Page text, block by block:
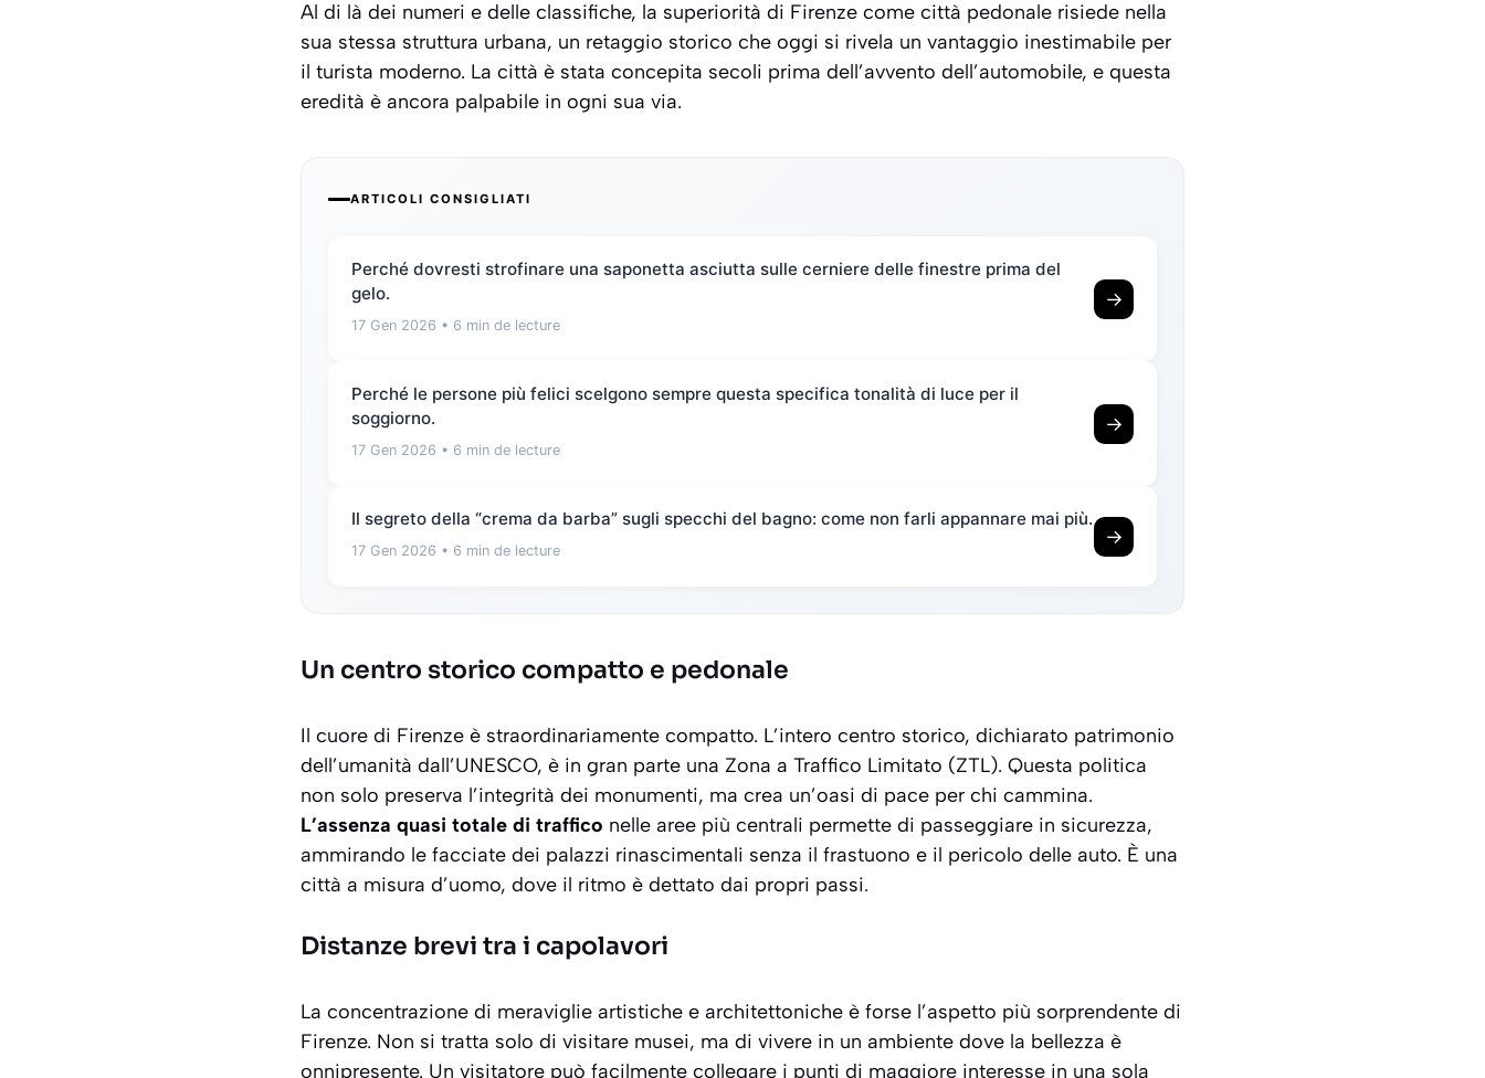
Al di là dei numeri e delle classifiche, la superiorità di Firenze come città pedonale risiede nella
sua stessa struttura urbana, un retaggio storico che oggi si rivela un vantaggio inestimabile per
il turista moderno. La città è stata concepita secoli prima dell’avvento dell’automobile, e questa
eredità è ancora palpabile in ogni sua via.
ARTICOLI CONSIGLIATI
Perché dovresti strofinare una saponetta asciutta sulle cerniere delle finestre prima del
gelo.
17 Gen 2026 • 6 min de lecture
→
Perché le persone più felici scelgono sempre questa specifica tonalità di luce per il
soggiorno.
17 Gen 2026 • 6 min de lecture
→
Il segreto della “crema da barba” sugli specchi del bagno: come non farli appannare mai più.
17 Gen 2026 • 6 min de lecture
→
Un centro storico compatto e pedonale
Il cuore di Firenze è straordinariamente compatto. L’intero centro storico, dichiarato patrimonio
dell’umanità dall’UNESCO, è in gran parte una Zona a Traffico Limitato (ZTL). Questa politica
non solo preserva l’integrità dei monumenti, ma crea un’oasi di pace per chi cammina.
L’assenza quasi totale di traffico nelle aree più centrali permette di passeggiare in sicurezza,
ammirando le facciate dei palazzi rinascimentali senza il frastuono e il pericolo delle auto. È una
città a misura d’uomo, dove il ritmo è dettato dai propri passi.
Distanze brevi tra i capolavori
La concentrazione di meraviglie artistiche e architettoniche è forse l’aspetto più sorprendente di
Firenze. Non si tratta solo di visitare musei, ma di vivere in un ambiente dove la bellezza è
onnipresente. Un visitatore può facilmente collegare i punti di maggiore interesse in una sola